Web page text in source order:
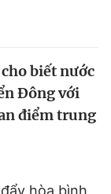
biết nước
Đông với
điểm trung
hòa bình